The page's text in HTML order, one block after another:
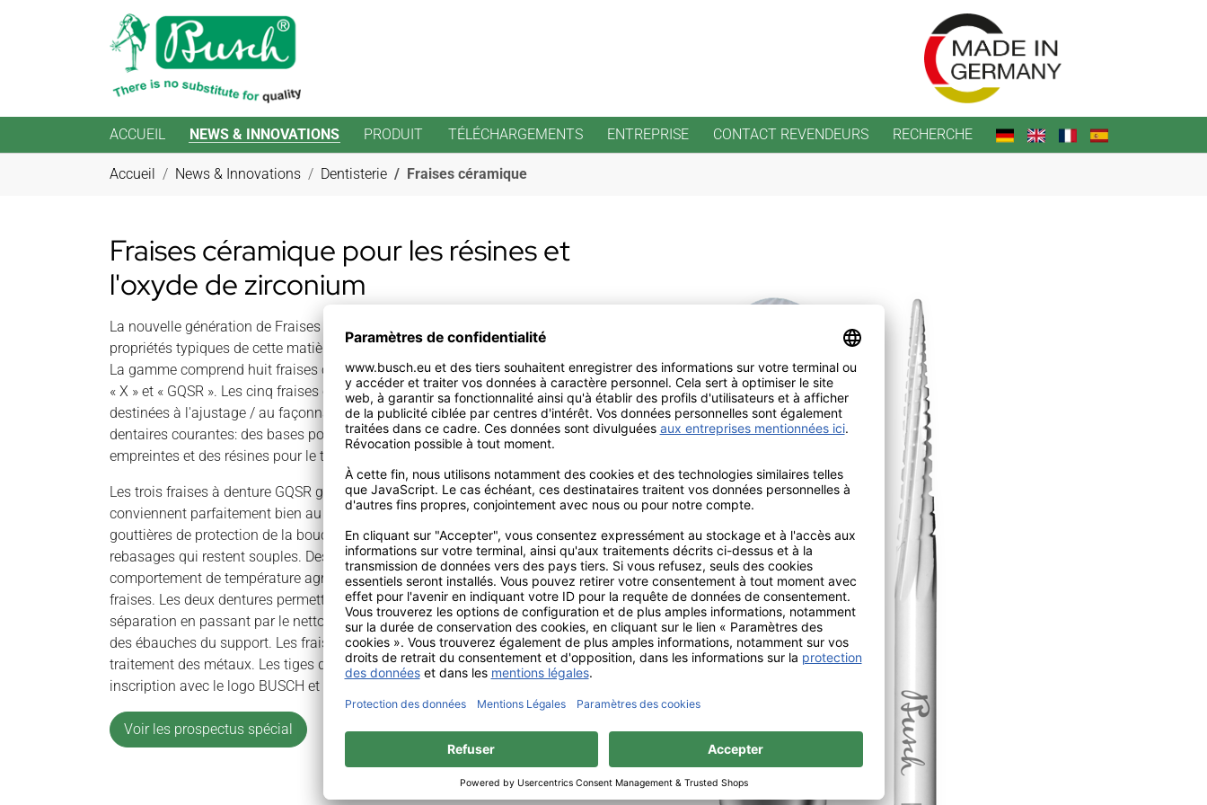
ACCUEIL NEWS & INNOVATIONS PRODUIT TÉLÉCHARGEMENTS ENTREPRISE CONTACT REVENDEURS
RECHERCHE
Accueil News & Innovations Dentisterie Fraises céramique
Fraises céramique pour les résines et
l'oxyde de zirconium
La nouvelle génération de Fraises en céramique blanche séduit par les
propriétés typiques de cette matière haute performance et ses avantages.
La gamme comprend huit fraises céramique avec les dentures éprouvées
« X » et « GQSR ». Les cinq fraises céramique à denture X moyenne sont
destinées à l'ajustage / au façonnage par fraisage de toutes les résines
dentaires courantes: des bases pour prothèses, des résines pour porte-
empreintes et des résines pour le traitement orthodontique.
Les trois fraises à denture GQSR grossière particulièrement sécante
conviennent parfaitement bien au traitement des résines molles comme les
gouttières de protection de la bouche embouties profondément ou les
rebasages qui restent souples. Des surfaces de matériaux lisses et un
comportement de température agréable sont les avantages évidents de ces
fraises. Les deux dentures permettent de traiter l’oxyde de zirconium, de la
séparation en passant par le nettoyage des points d'attache détachement
des ébauches du support. Les fraises céramique ne conviennent pas au
traitement des métaux. Les tiges de toutes les fraises portent une
inscription avec le logo BUSCH et une référence pour les identifier mieux.
Voir les prospectus spécial